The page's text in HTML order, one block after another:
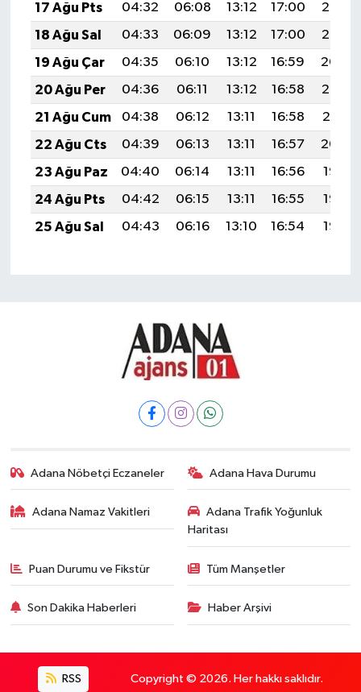
17 Ağu Pts
04:32 06:08 13:12 17:00
20:07
18 Ağu Sal
04:33 06:09 13:12 17:00
20:05
19 Ağu Çar
04:35 06:10 13:12 16:59
20:04
20 Ağu Per
04:36 06:11 13:12 16:58
20:02
21 Ağu Cum
04:38 06:12 13:11 16:58
20:01
22 Ağu Cts
04:39 06:13 13:11 16:57
20:00
23 Ağu Paz
04:40 06:14 13:11 16:56
19:58
24 Ağu Pts
04:42 06:15 13:11 16:55
19:57
25 Ağu Sal
04:43 06:16 13:10 16:54 19:55
Adana Nöbetçi Eczaneler Adana Hava Durumu
Adana Namaz Vakitleri
Adana Trafik Yoğunluk
Haritası
Puan Durumu ve Fikstür Tüm Manşetler
Son Dakika Haberleri Haber Arşivi
RSS Copyright © 2026. Her hakkı saklıdır.